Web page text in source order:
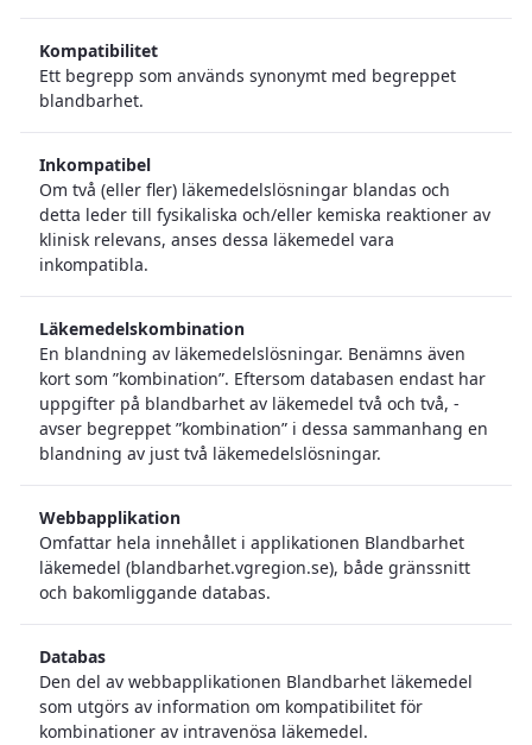
Kompatibilitet
Ett begrepp som används synonymt med begreppet
blandbarhet.
Inkompatibel
Om två (eller fler) läkemedelslösningar blandas och
detta leder till fysikaliska och/eller kemiska reaktioner av
klinisk relevans, anses dessa läkemedel vara
inkompatibla.
Läkemedelskombination
En blandning av läkemedelslösningar. Benämns även
kort som ”kombination”. Eftersom databasen endast har
uppgifter på blandbarhet av läkemedel två och två, -
avser begreppet ”kombination” i dessa sammanhang en
blandning av just två läkemedelslösningar.
Webbapplikation
Omfattar hela innehållet i applikationen Blandbarhet
läkemedel (blandbarhet.vgregion.se), både gränssnitt
och bakomliggande databas.
Databas
Den del av webbapplikationen Blandbarhet läkemedel
som utgörs av information om kompatibilitet för
kombinationer av intravenösa läkemedel.